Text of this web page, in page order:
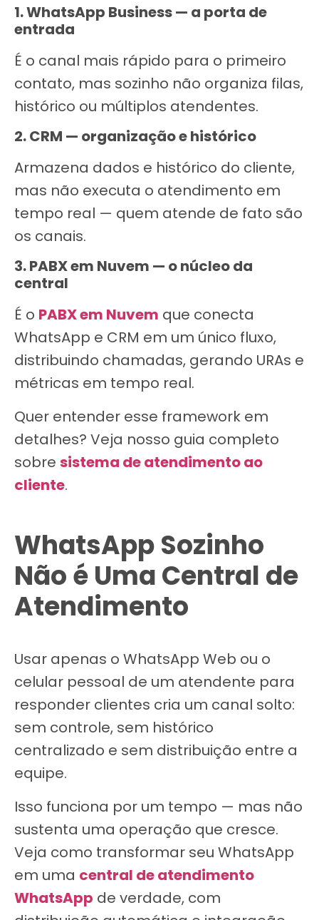
1. WhatsApp Business — a porta de
entrada
É o canal mais rápido para o primeiro
contato, mas sozinho não organiza filas,
histórico ou múltiplos atendentes.
2. CRM — organização e histórico
Armazena dados e histórico do cliente,
mas não executa o atendimento em
tempo real — quem atende de fato são
os canais.
3. PABX em Nuvem — o núcleo da
central
É o PABX em Nuvem que conecta
WhatsApp e CRM em um único fluxo,
distribuindo chamadas, gerando URAs e
métricas em tempo real.
Quer entender esse framework em
detalhes? Veja nosso guia completo
sobre sistema de atendimento ao
cliente.
WhatsApp Sozinho
Não é Uma Central de
Atendimento
Usar apenas o WhatsApp Web ou o
celular pessoal de um atendente para
responder clientes cria um canal solto:
sem controle, sem histórico
centralizado e sem distribuição entre a
equipe.
Isso funciona por um tempo — mas não
sustenta uma operação que cresce.
Veja como transformar seu WhatsApp
em uma central de atendimento
WhatsApp de verdade, com